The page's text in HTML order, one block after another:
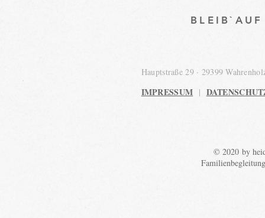
Hauptstraße 29 · 29399
IMPRESSUM |
© 2020 by